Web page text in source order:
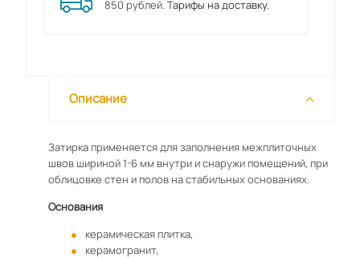
850 рублей.Тарифы на доставку.
Описание
Затирка применяется для заполнения межплиточных
швов шириной 1-6 мм внутри и снаружи помещений, при
облицовке стен и полов на стабильных основаниях.
Основания
керамическая плитка,
керамогранит,